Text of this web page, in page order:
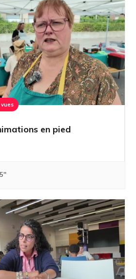
vues
en pied